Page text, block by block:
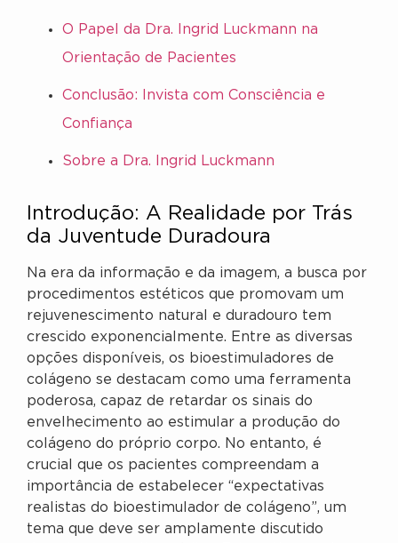
O Papel da Dra. Ingrid Luckmann na
Orientação de Pacientes
Conclusão: Invista com Consciência e
Confiança
Sobre a Dra. Ingrid Luckmann
Introdução: A Realidade por Trás
da Juventude Duradoura
Na era da informação e da imagem, a busca por
procedimentos estéticos que promovam um
rejuvenescimento natural e duradouro tem
crescido exponencialmente. Entre as diversas
opções disponíveis, os bioestimuladores de
colágeno se destacam como uma ferramenta
poderosa, capaz de retardar os sinais do
envelhecimento ao estimular a produção do
colágeno do próprio corpo. No entanto, é
crucial que os pacientes compreendam a
importância de estabelecer “expectativas
realistas do bioestimulador de colágeno”, um
tema que deve ser amplamente discutido